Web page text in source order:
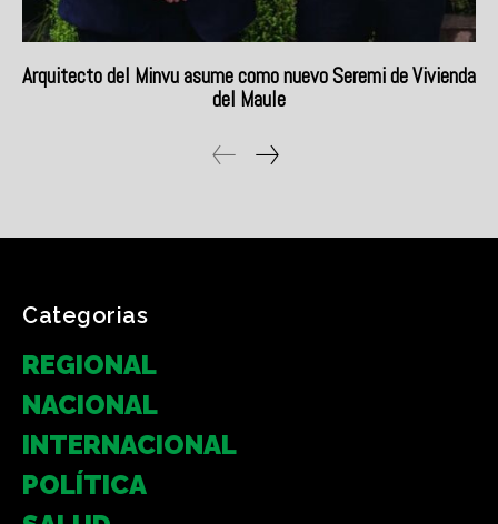
Categorias
REGIONAL
NACIONAL
INTERNACIONAL
POLÍTICA